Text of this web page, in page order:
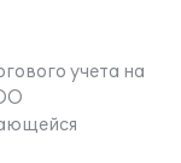
учета на